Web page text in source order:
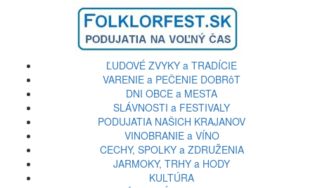
ĽUDOVÉ ZVYKY a TRADÍCIE
VARENIE a PEČENIE DOBRôT
DNI OBCE a MESTA
SLÁVNOSTI a FESTIVALY
PODUJATIA NAŠICH KRAJANOV
VINOBRANIE a VÍNO
CECHY, SPOLKY a ZDRUŽENIA
JARMOKY, TRHY a HODY
KULTÚRA